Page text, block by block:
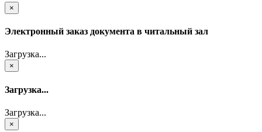
×
Электронный заказ документа в читальный зал
Загрузка...
×
Загрузка...
Загрузка...
×